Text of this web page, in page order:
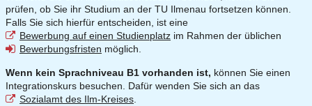
prüfen, ob Sie ihr Studium an der TU Ilmenau fortsetzen können.
Falls Sie sich hierfür entscheiden, ist eine
Bewerbung auf einen Studienplatz im Rahmen der üblichen
Bewerbungsfristen möglich.
Wenn kein Sprachniveau B1 vorhanden ist, können Sie einen
Integrationskurs besuchen. Dafür wenden Sie sich an das
Sozialamt des Ilm-Kreises